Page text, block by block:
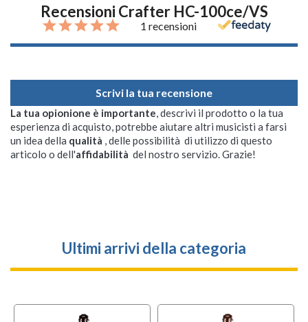
Recensioni Crafter HC-100ce/VS
1 recensioni
Scrivi la tua recensione
La tua opionione è importante, descrivi il prodotto o la tua
esperienza di acquisto, potrebbe aiutare altri musicisti a farsi
un idea della qualità , delle possibilità di utilizzo di questo
articolo o dell'affidabilità del nostro servizio. Grazie!
Ultimi arrivi della categoria